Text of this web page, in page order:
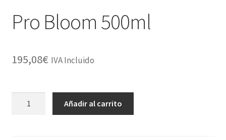
Pro Bloom 500ml
195,08€ IVA Incluido
Añadir al carrito